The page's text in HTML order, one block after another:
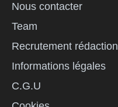
Nous contacter
Team
Recrutement rédaction
Informations légales
C.G.U